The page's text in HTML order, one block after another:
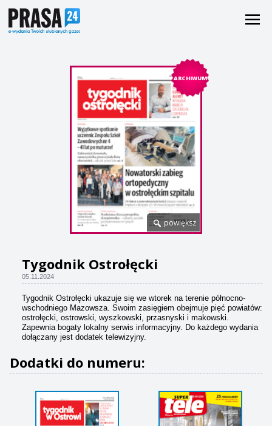
ARCHIWUM
powiększ
Tygodnik Ostrołęcki
05.11.2024
Tygodnik Ostrołęcki ukazuje się we wtorek na terenie północno-
wschodniego Mazowsza. Swoim zasięgiem obejmuje pięć powiatów:
ostrołęcki, ostrowski, wyszkowski, przasnyski i makowski.
Zapewnia bogaty lokalny serwis informacyjny. Do każdego wydania
dołączany jest dodatek telewizyjny.
Dodatki do numeru: